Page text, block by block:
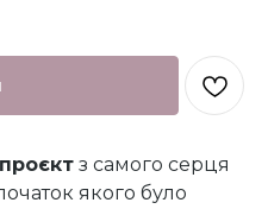
з самого серця
якого було